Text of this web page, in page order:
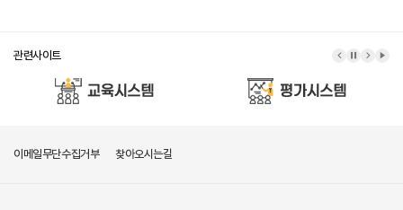
관련사이트
이메일무단수집거부 찾아오시는길